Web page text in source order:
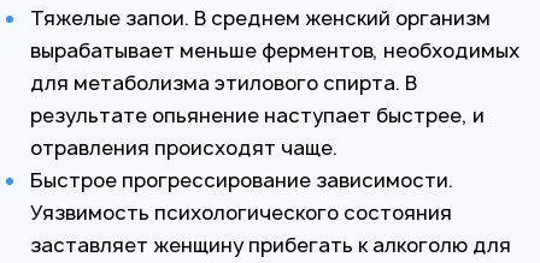
Тяжелые запои. В среднем женский организм
вырабатывает меньше ферментов, необходимых
для метаболизма этилового спирта. В
результате опьянение наступает быстрее, и
отравления происходят чаще.
Быстрое прогрессирование зависимости.
Уязвимость психологического состояния
заставляет женщину прибегать к алкоголю для